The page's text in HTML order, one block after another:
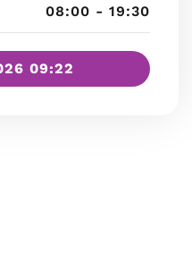
08:00 - 19:30
09:22